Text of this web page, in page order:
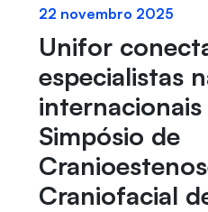
22 novembro 2025
Unifor
especialistas
internacionais
Simpósio de
Craniofacial